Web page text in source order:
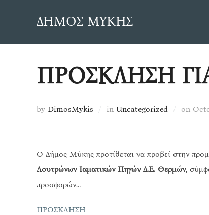
ΔΗΜΟΣ ΜΥΚΗΣ
ΠΡΟΣΚΛΗΣΗ
by DimosMykis in Uncategorized on
Ο Δήμος Μύκης προτίθεται να προβεί στην
Λουτρώνων Ιαματικών Πηγών Δ.Ε. Θερμών,
προσφορών…
ΠΡΟΣΚΛΗΣΗ